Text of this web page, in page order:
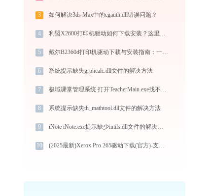
3 如何解决3ds Max中的cgauth.dll错误问题？
4 利盟X2600打印机驱动如何下载安装？这里有你需要的所有信息
5 戴尔B2360d打印机驱动下载与安装指南：一步步教您操作
6 系统提示缺失grphcalc.dll文件的解决方法
7 极域课堂管理系统 打开TeacherMain.exe找不到libtdmaster.dll怎么办
8 系统提示缺失th_mathtool.dll文件的解决方法
9 iNote iNote.exe提示缺少iutils.dll文件的解决办法
10 (2025最新)Xerox Pro 265驱动下载(官方)-支持Win10/Win11